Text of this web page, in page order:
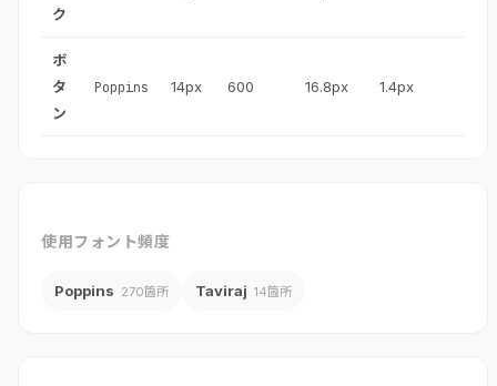
ク
ボ
タ
ン
Poppins 14px 600 16.8px 1.4px
使用フォント頻度
Poppins 270箇所 Taviraj 14箇所